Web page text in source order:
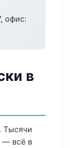
офис:
в
Тысячи
— всё в